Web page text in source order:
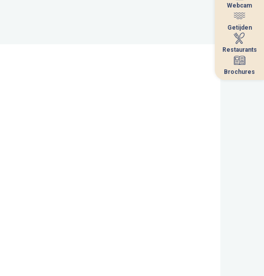
Webcam
Getijden
Restaurants
Brochures